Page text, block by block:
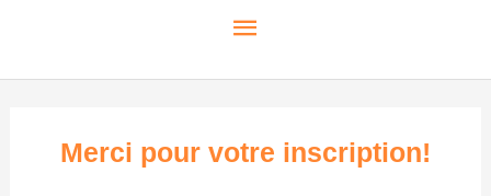
Menu
principal
Merci pour votre inscription!